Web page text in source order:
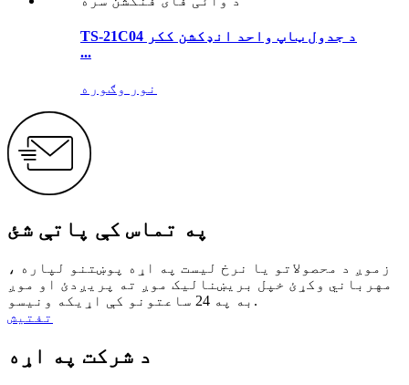
TS-21C04 د جدول ټاپ واحد انډکشن ککر
...
نور وګوره
په تماس کې پاتې شئ
زموږ د محصولاتو یا نرخ لیست په اړه پوښتنو لپاره ،
مهرباني وکړئ خپل بریښنالیک موږ ته پریږدئ او موږ
به په 24 ساعتونو کې اړیکه ونیسو.
تفتیش
د شرکت په اړه